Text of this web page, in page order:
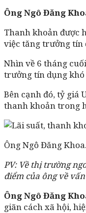
Ông Ngô Đăng
Thanh khoản được
việc tăng trưởng tín
Nhìn về 6 tháng
trưởng tín dụng khó
Bên cạnh đó, tỷ giá
thanh khoản trong
Ông Ngô Đăng Khoa.
PV: Về thị trường
điểm của ông về
Ông Ngô Đăng
giãn cách xã hội,